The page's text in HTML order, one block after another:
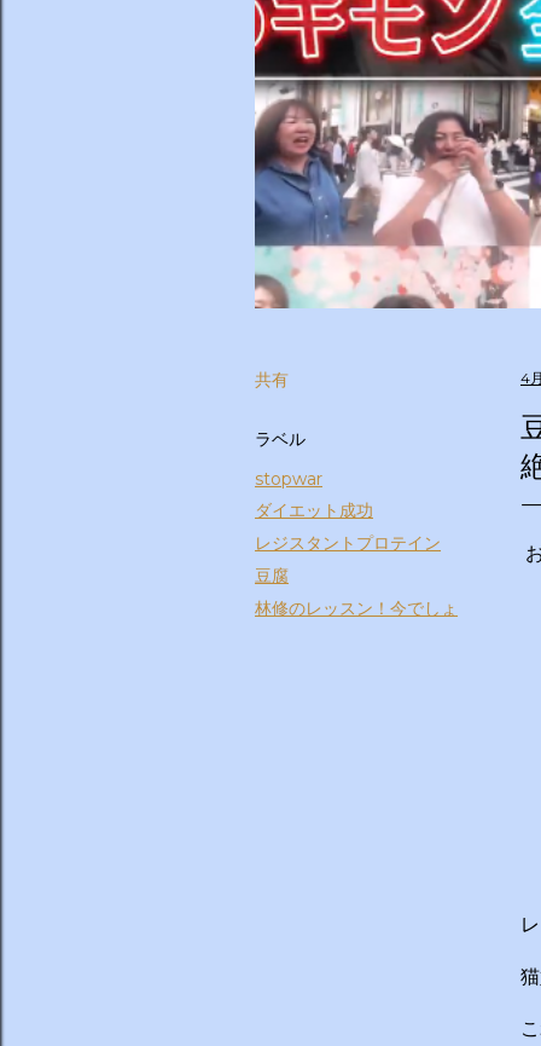
共有
ラベル
stopwar
ダイエット成功
レジスタントプロテイン
豆腐
林修のレッスン！今でしょ
4